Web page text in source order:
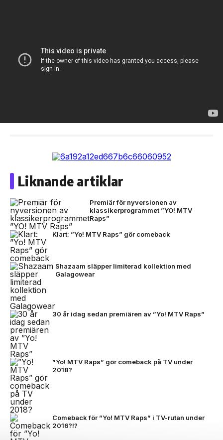
Liknande artiklar
Premiär för nyversionen av
klassikerprogrammet ”YO! MTV
Raps”
Klart: ”Yo! MTV Raps” gör comeback
Shazaam släpper limiterad kollektion med
Galagowear
30 år idag sedan premiären av ”Yo! MTV Raps”
”Yo! MTV Raps” gör comeback på TV under
2018?
Comeback för ”Yo! MTV Raps” i TV-rutan under
2016?!?